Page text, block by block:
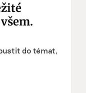
do témat,